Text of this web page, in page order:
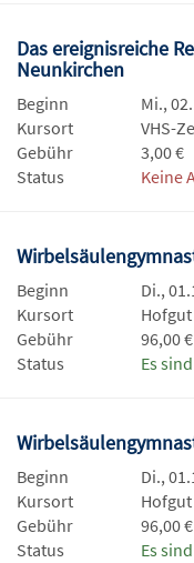
Das ereignisreiche
Neunkirchen
Beginn
Mi.,
Kursort
VHS-
Gebühr
3,00 €
Status
Keine
Beginn
Di.,
Kursort
Gebühr
96,00 €
Status
Es
Beginn
Di.,
Kursort
Gebühr
96,00 €
Status
Es